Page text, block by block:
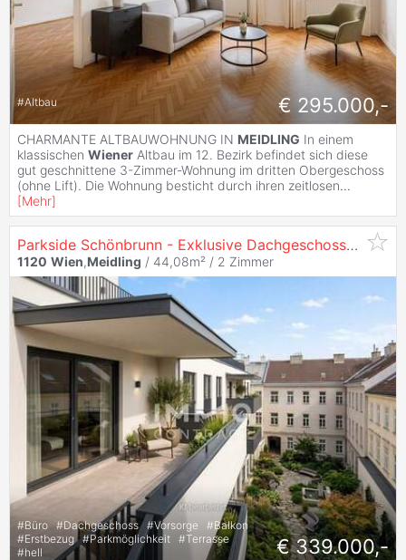
#Altbau € 295.000,-
CHARMANTE ALTBAUWOHNUNG IN MEIDLING In einem
klassischen Wiener Altbau im 12. Bezirk befindet sich diese
gut geschnittene 3-Zimmer-Wohnung im dritten Obergeschoss
(ohne Lift). Die Wohnung besticht durch ihren zeitlosen...
[Mehr]
Parkside Schönbrunn - Exklusive Dachgeschosswohnung in
1120 Wien,Meidling / 44,08m² / 2 Zimmer
#Büro #Dachgeschoss #Vorsorge #Balkon
#Erstbezug #Parkmöglichkeit #Terrasse
#hell € 339.000,-